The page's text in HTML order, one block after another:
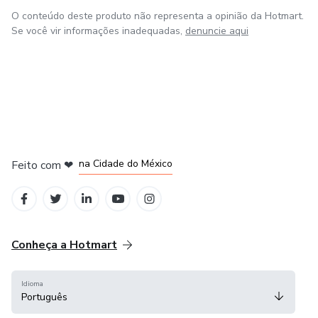
O conteúdo deste produto não representa a opinião da Hotmart.
Se você vir informações inadequadas, denuncie aqui
Feito com ❤ na Cidade do México
Conheça a Hotmart
Idioma
Português